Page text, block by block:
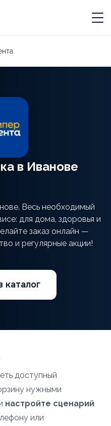
в Иванове
Весь необходимый
для дома, здоровья и
заказ онлайн —
и регулярные акции!
каталог
доступный
нужными
настройте сценарий
или